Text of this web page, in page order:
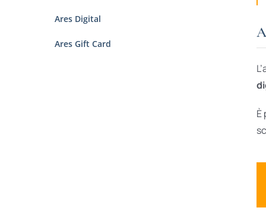
È
Ares Digital
Ares Gift Card